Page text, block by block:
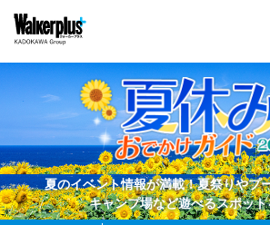
夏のイベント情報が満載！夏祭りやプ
キャンプ場など遊べるスポッ